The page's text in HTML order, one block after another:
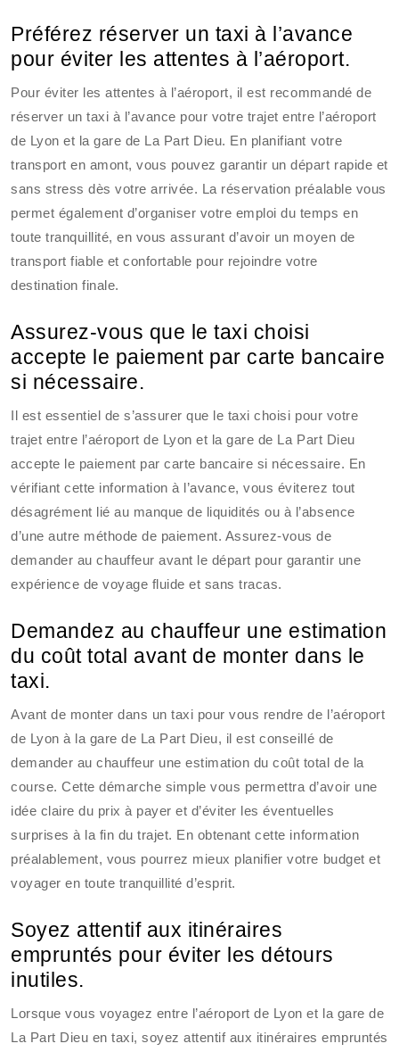
Préférez réserver un taxi à l’avance
pour éviter les attentes à l’aéroport.
Pour éviter les attentes à l’aéroport, il est recommandé de
réserver un taxi à l’avance pour votre trajet entre l’aéroport
de Lyon et la gare de La Part Dieu. En planifiant votre
transport en amont, vous pouvez garantir un départ rapide et
sans stress dès votre arrivée. La réservation préalable vous
permet également d’organiser votre emploi du temps en
toute tranquillité, en vous assurant d’avoir un moyen de
transport fiable et confortable pour rejoindre votre
destination finale.
Assurez-vous que le taxi choisi
accepte le paiement par carte bancaire
si nécessaire.
Il est essentiel de s’assurer que le taxi choisi pour votre
trajet entre l’aéroport de Lyon et la gare de La Part Dieu
accepte le paiement par carte bancaire si nécessaire. En
vérifiant cette information à l’avance, vous éviterez tout
désagrément lié au manque de liquidités ou à l’absence
d’une autre méthode de paiement. Assurez-vous de
demander au chauffeur avant le départ pour garantir une
expérience de voyage fluide et sans tracas.
Demandez au chauffeur une estimation
du coût total avant de monter dans le
taxi.
Avant de monter dans un taxi pour vous rendre de l’aéroport
de Lyon à la gare de La Part Dieu, il est conseillé de
demander au chauffeur une estimation du coût total de la
course. Cette démarche simple vous permettra d’avoir une
idée claire du prix à payer et d’éviter les éventuelles
surprises à la fin du trajet. En obtenant cette information
préalablement, vous pourrez mieux planifier votre budget et
voyager en toute tranquillité d’esprit.
Soyez attentif aux itinéraires
empruntés pour éviter les détours
inutiles.
Lorsque vous voyagez entre l’aéroport de Lyon et la gare de
La Part Dieu en taxi, soyez attentif aux itinéraires empruntés